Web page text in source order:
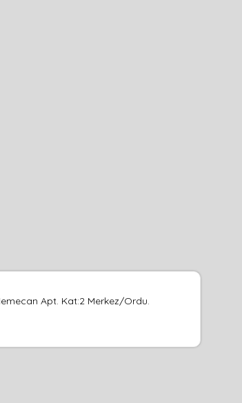
Apt. Kat:2 Merkez/Ordu.